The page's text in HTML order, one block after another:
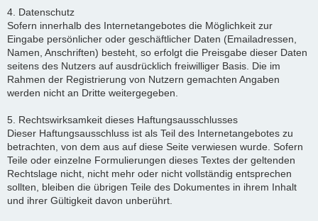
4. Datenschutz
Sofern innerhalb des Internetangebotes die Möglichkeit zur
Eingabe persönlicher oder geschäftlicher Daten (Emailadressen,
Namen, Anschriften) besteht, so erfolgt die Preisgabe dieser Daten
seitens des Nutzers auf ausdrücklich freiwilliger Basis. Die im
Rahmen der Registrierung von Nutzern gemachten Angaben
werden nicht an Dritte weitergegeben.
5. Rechtswirksamkeit dieses Haftungsausschlusses
Dieser Haftungsausschluss ist als Teil des Internetangebotes zu
betrachten, von dem aus auf diese Seite verwiesen wurde. Sofern
Teile oder einzelne Formulierungen dieses Textes der geltenden
Rechtslage nicht, nicht mehr oder nicht vollständig entsprechen
sollten, bleiben die übrigen Teile des Dokumentes in ihrem Inhalt
und ihrer Gültigkeit davon unberührt.